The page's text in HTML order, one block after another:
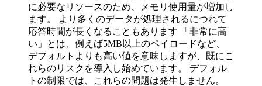
に必要なリソースのため、メモリ使用量が増加し
ます。 より多くのデータが処理されるにつれて
応答時間が長くなることもあります 「非常に高
い」とは、例えば5MB以上のペイロードなど、
デフォルトよりも高い値を意味しますが、既にこ
れらのリスクを導入し始めています。 デフォル
トの制限では、これらの問題は発生しません。